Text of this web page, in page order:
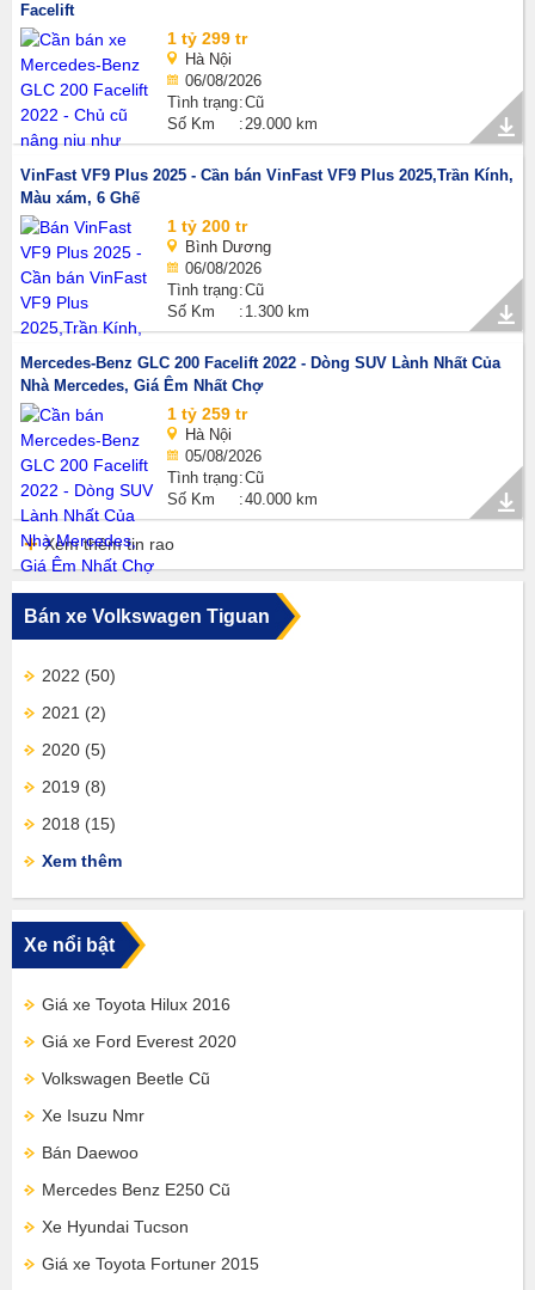
Facelift
1 tỷ 299 tr
Hà Nội
06/08/2026
Tình trạng Cũ
Số Km
29.000 km
VinFast VF9 Plus 2025 - Cần bán VinFast VF9 Plus 2025,Trần Kính,
Màu xám, 6 Ghế
1 tỷ 200 tr
Bình Dương
06/08/2026
Tình trạng Cũ
Số Km
1.300 km
Mercedes-Benz GLC 200 Facelift 2022 - Dòng SUV Lành Nhất Của
Nhà Mercedes, Giá Êm Nhất Chợ
1 tỷ 259 tr
Hà Nội
05/08/2026
Tình trạng Cũ
Số Km
40.000 km
Xem thêm tin rao
Bán xe Volkswagen Tiguan
2022 (50)
2021 (2)
2020 (5)
2019 (8)
2018 (15)
Xem thêm
Xe nổi bật
Giá xe Toyota Hilux 2016
Giá xe Ford Everest 2020
Volkswagen Beetle Cũ
Xe Isuzu Nmr
Bán Daewoo
Mercedes Benz E250 Cũ
Xe Hyundai Tucson
Giá xe Toyota Fortuner 2015